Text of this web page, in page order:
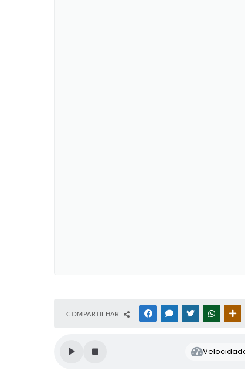
COMPARTILHAR FACEBOOKMESSENGER
TWITTER